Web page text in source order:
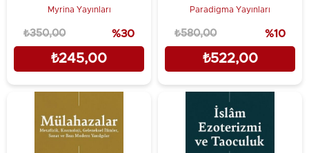
Myrina Yayınları
₺245,00
₺350,00 %30
Paradigma Yayınları
₺522,00
₺580,00 %10